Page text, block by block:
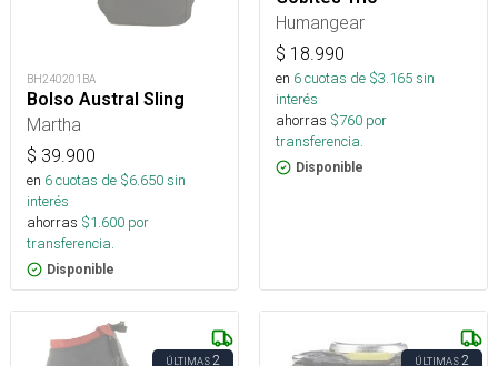
BH240201BA
Bolso Austral Sling
Martha
$ 39.900
en 6cuotas de $6.650sin
interés
ahorras $1.600 por
transferencia.
Disponible
Humangear
$ 18.990
en 6cuotas de $3.165sin
interés
ahorras $760 por
transferencia.
Disponible
ÚLTIMAS2 ÚLTIMAS2